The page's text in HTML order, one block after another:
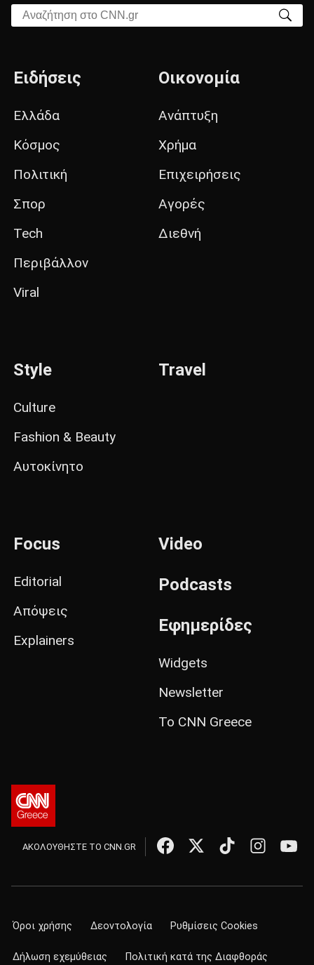
Αναζήτηση στο CNN.gr
Ειδήσεις
Ελλάδα
Κόσμος
Πολιτική
Σπορ
Tech
Περιβάλλον
Viral
Οικονομία
Ανάπτυξη
Χρήμα
Επιχειρήσεις
Αγορές
Διεθνή
Style
Culture
Fashion & Beauty
Αυτοκίνητο
Travel
Focus
Editorial
Απόψεις
Explainers
Video
Podcasts
Εφημερίδες
Widgets
Newsletter
Το CNN Greece
ΑΚΟΛΟΥΘΗΣΤΕ ΤΟ CNN.GR
Όροι χρήσης Δεοντολογία Ρυθμίσεις Cookies
Δήλωση εχεμύθειας Πολιτική κατά της Διαφθοράς